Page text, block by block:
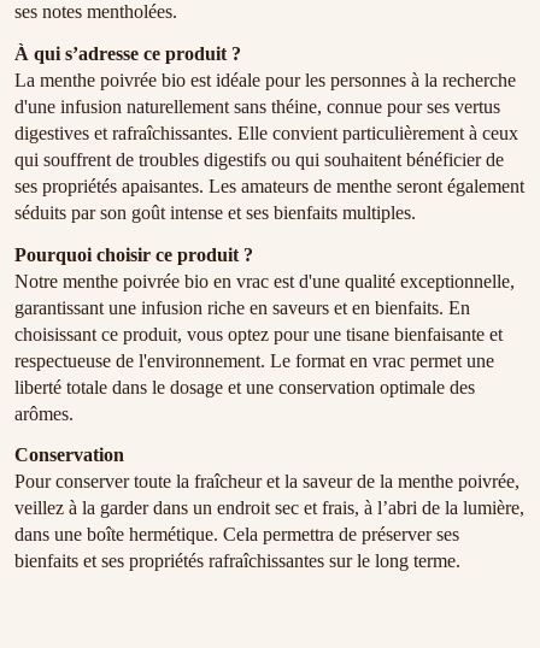
ses notes mentholées.
À qui s’adresse ce produit ?
La menthe poivrée bio est idéale pour les personnes à la recherche
d'une infusion naturellement sans théine, connue pour ses vertus
digestives et rafraîchissantes. Elle convient particulièrement à ceux
qui souffrent de troubles digestifs ou qui souhaitent bénéficier de
ses propriétés apaisantes. Les amateurs de menthe seront également
séduits par son goût intense et ses bienfaits multiples.
Pourquoi choisir ce produit ?
Notre menthe poivrée bio en vrac est d'une qualité exceptionnelle,
garantissant une infusion riche en saveurs et en bienfaits. En
choisissant ce produit, vous optez pour une tisane bienfaisante et
respectueuse de l'environnement. Le format en vrac permet une
liberté totale dans le dosage et une conservation optimale des
arômes.
Conservation
Pour conserver toute la fraîcheur et la saveur de la menthe poivrée,
veillez à la garder dans un endroit sec et frais, à l’abri de la lumière,
dans une boîte hermétique. Cela permettra de préserver ses
bienfaits et ses propriétés rafraîchissantes sur le long terme.